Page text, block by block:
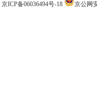
京ICP备06036494号-18
京公网